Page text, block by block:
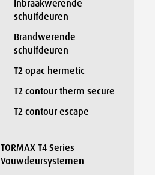
Inbraakwerende
schuifdeuren
Brandwerende
schuifdeuren
T2 opac hermetic
T2 contour therm secure
T2 contour escape
TORMAX T4 Series
Vouwdeursystemen